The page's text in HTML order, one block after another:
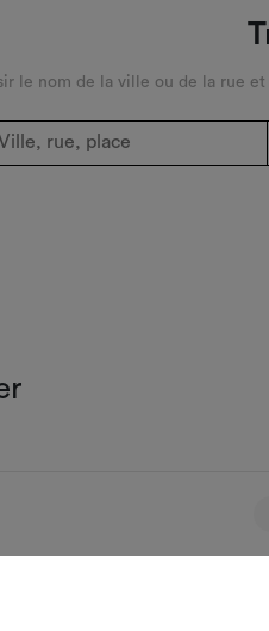
le nom de la ville ou de la rue